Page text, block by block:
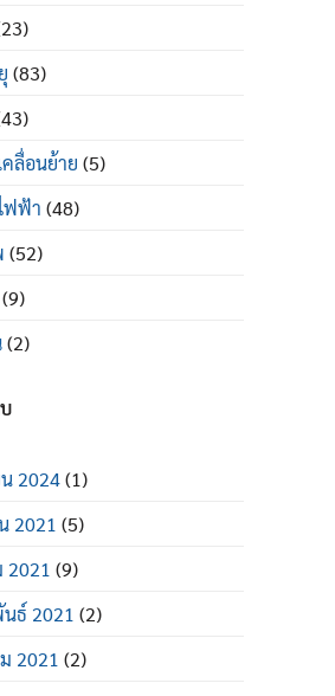
(83)
คลื่อนย้าย (5)
ฟฟ้า (48)
(52)
(9)
(2)
2024(1)
2021 (5)
2021 (9)
ธ์ 2021 (2)
2021 (2)